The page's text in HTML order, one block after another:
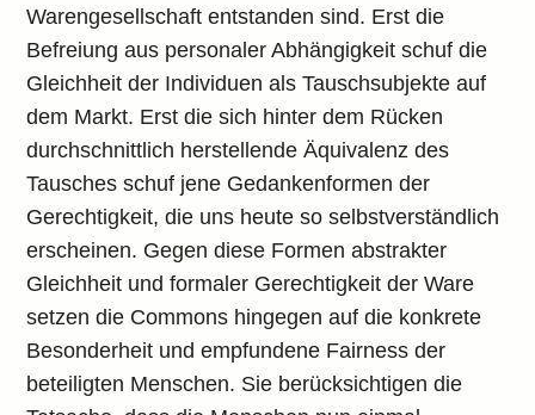
Warengesellschaft entstanden sind. Erst die
Befreiung aus personaler Abhängigkeit schuf die
Gleichheit der Individuen als Tauschsubjekte auf
dem Markt. Erst die sich hinter dem Rücken
durchschnittlich herstellende Äquivalenz des
Tausches schuf jene Gedankenformen der
Gerechtigkeit, die uns heute so selbstverständlich
erscheinen. Gegen diese Formen abstrakter
Gleichheit und formaler Gerechtigkeit der Ware
setzen die Commons hingegen auf die konkrete
Besonderheit und empfundene Fairness der
beteiligten Menschen. Sie berücksichtigen die